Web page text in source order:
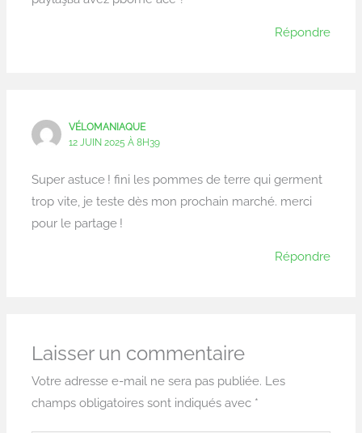
Répondre
VÉLOMANIAQUE
12 JUIN 2025 À 8H39
Super astuce ! fini les pommes de terre qui germent
trop vite, je teste dès mon prochain marché. merci
pour le partage !
Répondre
Laisser un commentaire
Votre adresse e-mail ne sera pas publiée. Les
champs obligatoires sont indiqués avec *